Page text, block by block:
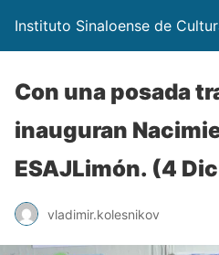
Instituto Sinaloense de
Con una posada
inauguran
ESAJLimón. (4
vladimir.kolesnikov